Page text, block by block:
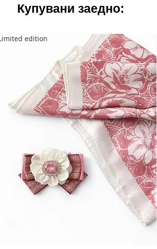
Купувани заедно:
edition